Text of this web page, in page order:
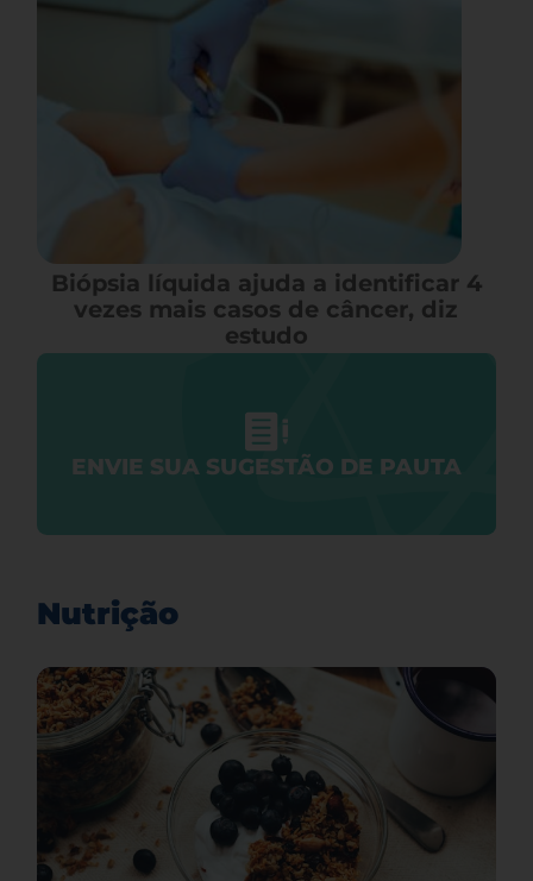
Biópsia líquida ajuda a identificar 4
vezes mais casos de câncer, diz
estudo
ENVIE SUA SUGESTÃO DE PAUTA
Nutrição